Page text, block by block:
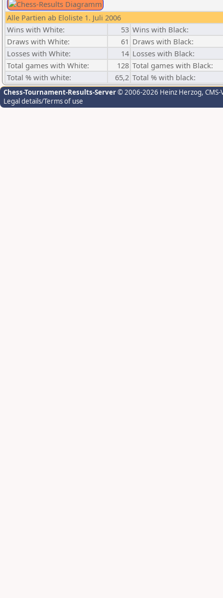
Alle Partien ab Eloliste 1. Juli 2006
Wins with White:
53 Wins with Black:
Draws with White:
61 Draws with Black:
Losses with White:
14 Losses with Black:
Total games with White:
128 Total games with Black:
Total % with white:
65,2 Total % with black:
Chess-Tournament-Results-Server© 2006-2026 Heinz Herzog,
Legal details/Terms of use